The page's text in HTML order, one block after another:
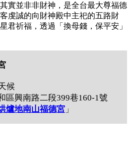
實並非非財神，是全台最大尊福德
虔誠的向財神殿中主祀的五路財
君祈福，透過「換母錢，保平安」
候
區興南路二段399巷160-1號
爐地南山福德宮 」